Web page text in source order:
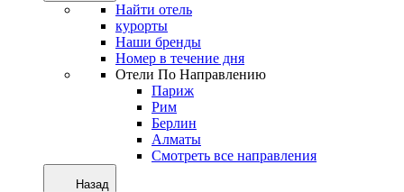
Найти отель
курорты
Наши бренды
Номер в течение дня
Отели По Направлению
Париж
Рим
Берлин
Алматы
Смотреть все направления
Назад